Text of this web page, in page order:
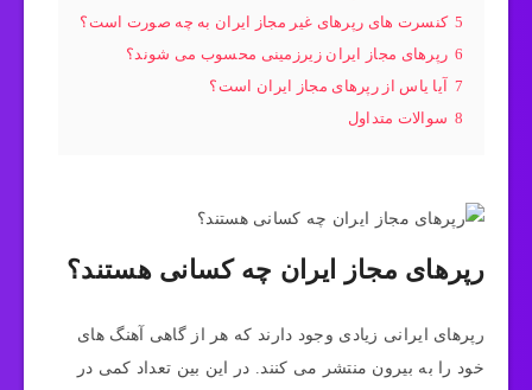
5 کنسرت های رپرهای غیر مجاز ایران به چه صورت است؟
6 رپرهای مجاز ایران زیرزمینی محسوب می شوند؟
7
آیا یاس از رپرهای مجاز ایران است؟
8 سوالات متداول
رپرهای مجاز ایران چه کسانی هستند؟
رپرهای ایرانی زیادی وجود دارند که هر از گاهی آهنگ های
خود را به بیرون منتشر می کنند. در این بین تعداد کمی در